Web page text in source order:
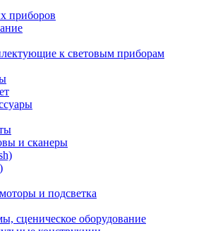
приборов
к световым приборам
и сканеры
и подсветка
сценическое оборудование